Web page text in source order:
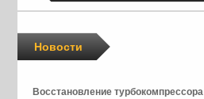
Новости
Восстановление турбокомпрессора